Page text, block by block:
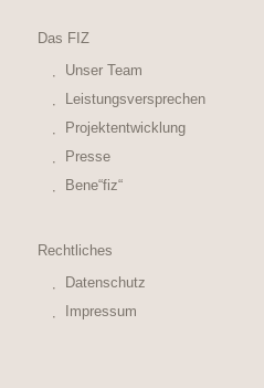
Das FIZ
Unser Team
Leistungsversprechen
Projektentwicklung
Presse
Bene“fiz“
Rechtliches
Datenschutz
Impressum